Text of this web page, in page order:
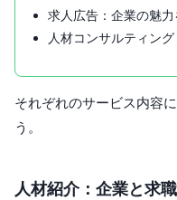
求人広告：企業の魅
人材コンサルティン
それぞれのサービス内容
う。
人材紹介：企業と求